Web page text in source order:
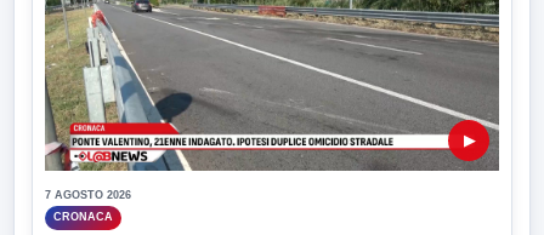
▶
7 AGOSTO 2026
CRONACA